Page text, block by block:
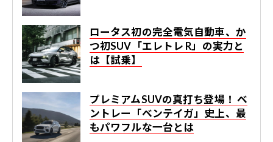
ロータス初の完全電気自動車、か
つ初SUV「エレトレ R」の実力と
は【試乗】
プレミアムSUVの真打ち登場！ ベ
ントレー「ベンテイガ」史上、最
もパワフルな一台とは